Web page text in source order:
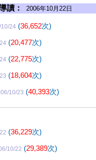
讀： 2006年10月22日
24 (36,652次)
(20,477次)
(22,775次)
(18,604次)
10/23 (40,393次)
(36,229次)
10/22 (29,389次)